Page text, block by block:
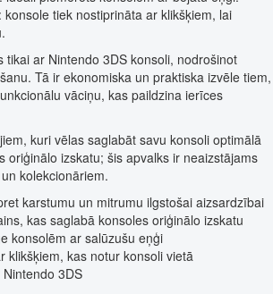
: konsole tiek nostiprināta ar klikšķiem, lai
tikai ar Nintendo 3DS konsoli, nodrošinot
Tā ir ekonomiska un praktiska izvēle tiem,
vāciņu, kas paildzina ierīces
kuri vēlas saglabāt savu konsoli optimālā
oriģinālo izskatu; šis apvalks ir neaizstājams
kolekcionāriem.
karstumu un mitrumu ilgstošai aizsardzībai
kas saglabā konsoles oriģinālo izskatu
konsolēm ar salūzušu eņģi
klikšķiem, kas notur konsoli vietā
3DS